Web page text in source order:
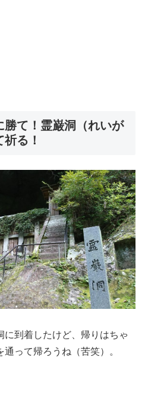
勝て！霊巌洞（れいが
る！
に到着したけど、帰りはちゃ
通って帰ろうね（苦笑）。